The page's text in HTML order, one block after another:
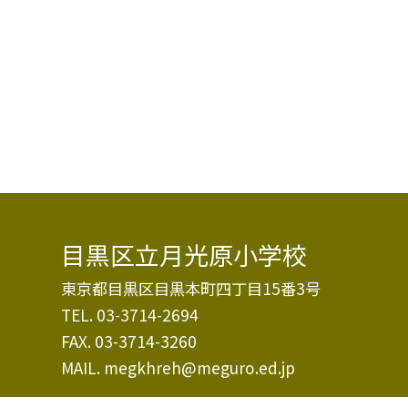
目黒区立月光原小学校
東京都目黒区目黒本町四丁目15番3号
TEL. 03-3714-2694
FAX. 03-3714-3260
MAIL. megkhreh@meguro.ed.jp